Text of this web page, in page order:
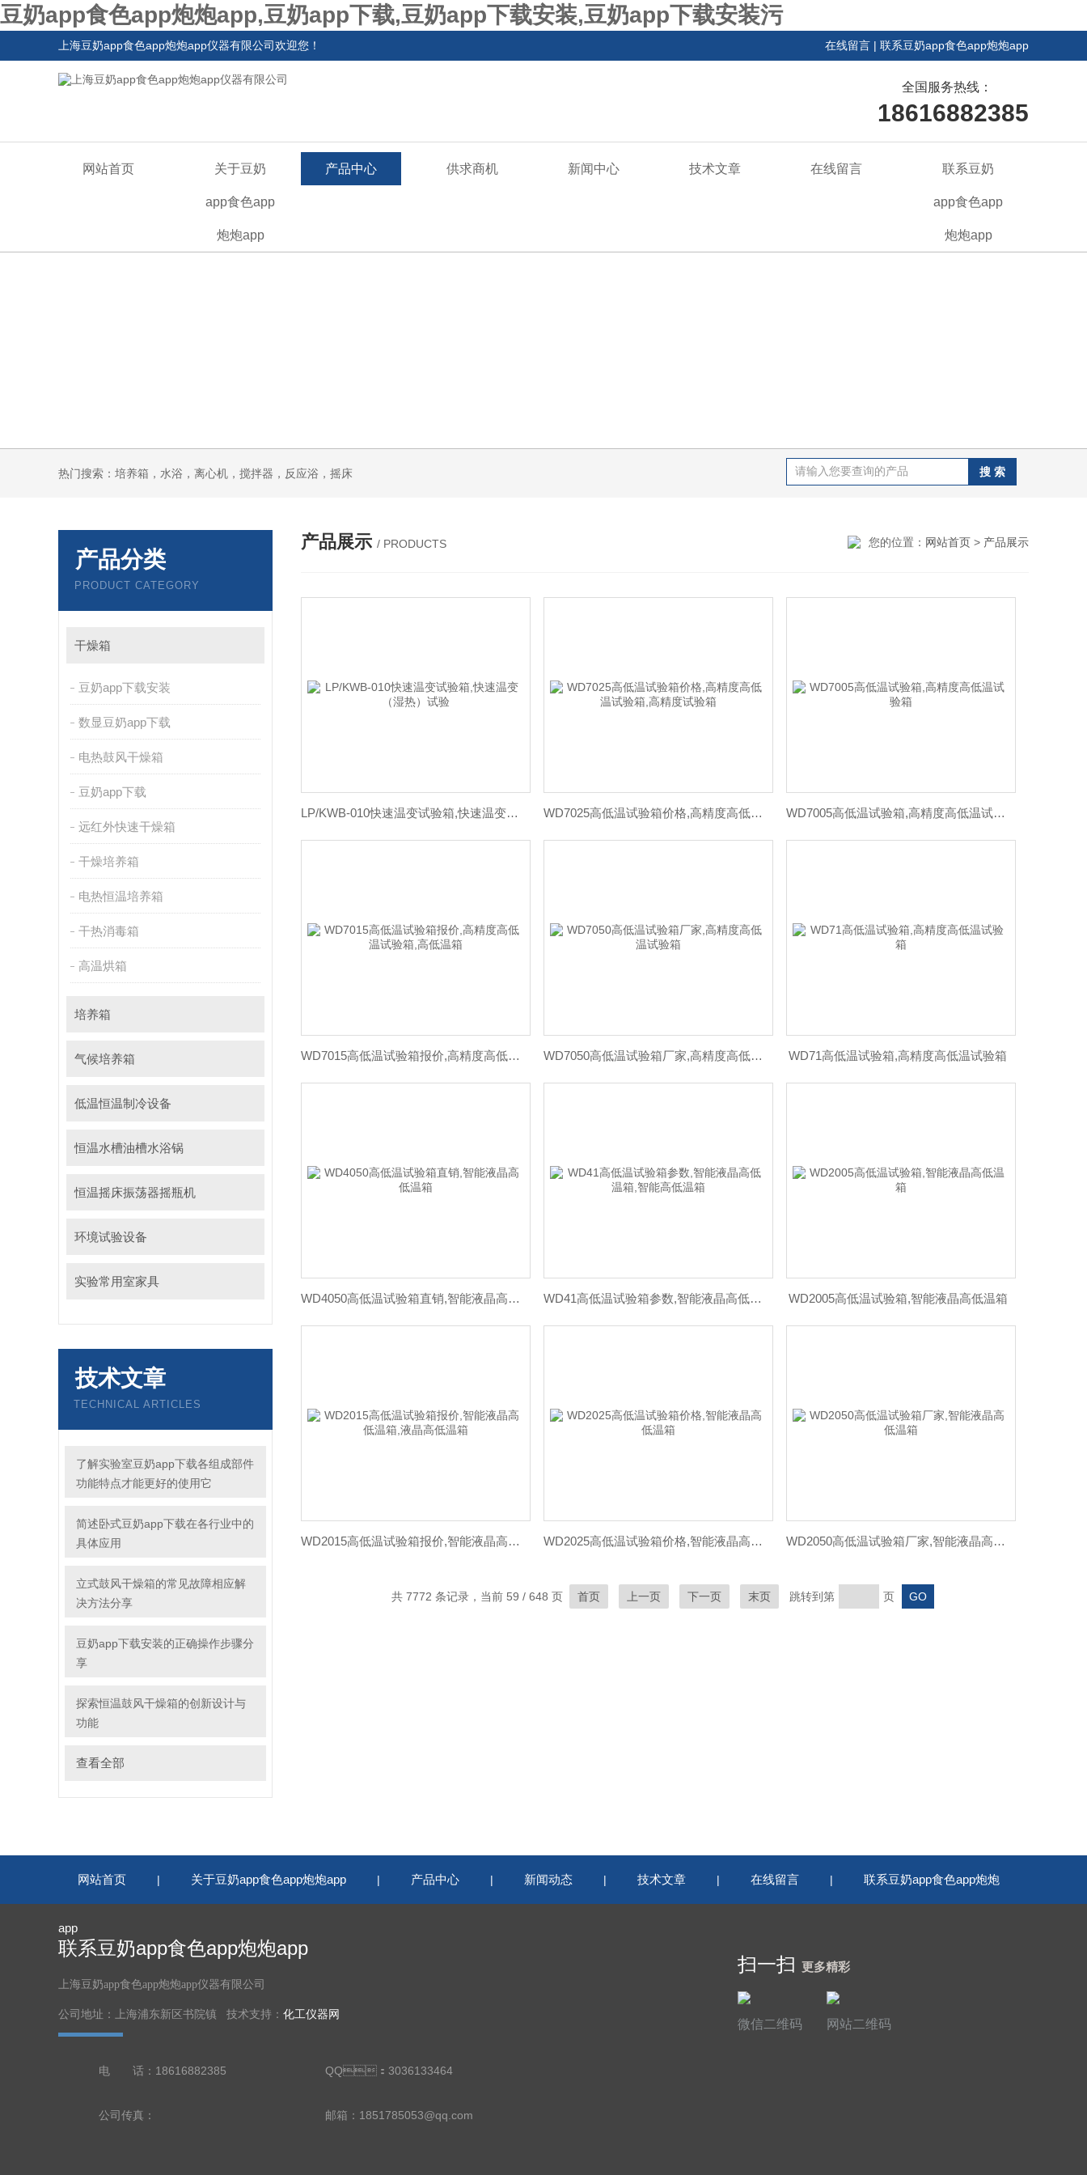
豆奶app食色app炮炮app,豆奶app下载,豆奶app下载安装,豆奶app下载安装污
上海豆奶app食色app炮炮app仪器有限公司欢迎您！ 在线留言 | 联系豆奶app食色app炮炮app
全国服务热线：
18616882385
网站首页 关于豆奶
app食色app
炮炮app
产品中心 供求商机 新闻中心 技术文章 在线留言 联系豆奶
app食色app
炮炮app
热门搜索：培养箱，水浴，离心机，搅拌器，反应浴，摇床
产品分类
PRODUCT CATEGORY
干燥箱
豆奶app下载安装
数显豆奶app下载
电热鼓风干燥箱
豆奶app下载
远红外快速干燥箱
干燥培养箱
电热恒温培养箱
干热消毒箱
高温烘箱
培养箱
气候培养箱
低温恒温制冷设备
恒温水槽油槽水浴锅
恒温摇床振荡器摇瓶机
环境试验设备
实验常用室家具
技术文章
TECHNICAL ARTICLES
了解实验室豆奶app下载各组成部件
功能特点才能更好的使用它
简述卧式豆奶app下载在各行业中的
具体应用
立式鼓风干燥箱的常见故障相应解
决方法分享
豆奶app下载安装的正确操作步骤分
享
探索恒温鼓风干燥箱的创新设计与
功能
查看全部
产品展示 / PRODUCTS 您的位置： 网站首页 > 产品展示
LP/KWB-010快速温变试验箱,快速温变（湿热）试验 WD7025高低温试验箱价格,高精度高低温试验箱,高精度试验箱 WD7005高低温试验箱,高精度高低温试验箱
WD7015高低温试验箱报价,高精度高低温试验箱,高低温箱 WD7050高低温试验箱厂家,高精度高低温试验箱 WD71高低温试验箱,高精度高低温试验箱
WD4050高低温试验箱直销,智能液晶高低温箱 WD41高低温试验箱参数,智能液晶高低温箱,智能高低温箱 WD2005高低温试验箱,智能液晶高低温箱
WD2015高低温试验箱报价,智能液晶高低温箱,液晶高低温箱 WD2025高低温试验箱价格,智能液晶高低温箱 WD2050高低温试验箱厂家,智能液晶高低温箱
共 7772 条记录，当前 59 / 648 页 首页 上一页 下一页 末页 跳转到第 页
网站首页 | 关于豆奶app食色app炮炮app | 产品中心 | 新闻动态 | 技术文章 | 在线留言 | 联系豆奶app食色app炮炮
app
联系豆奶app食色app炮炮app
上海豆奶app食色app炮炮app仪器有限公司
公司地址：上海浦东新区书院镇 技术支持： 化工仪器网
电 话：18616882385 QQ：3036133464
公司传真： 邮箱：1851785053@qq.com
扫一扫 更多精彩
微信二维码 网站二维码